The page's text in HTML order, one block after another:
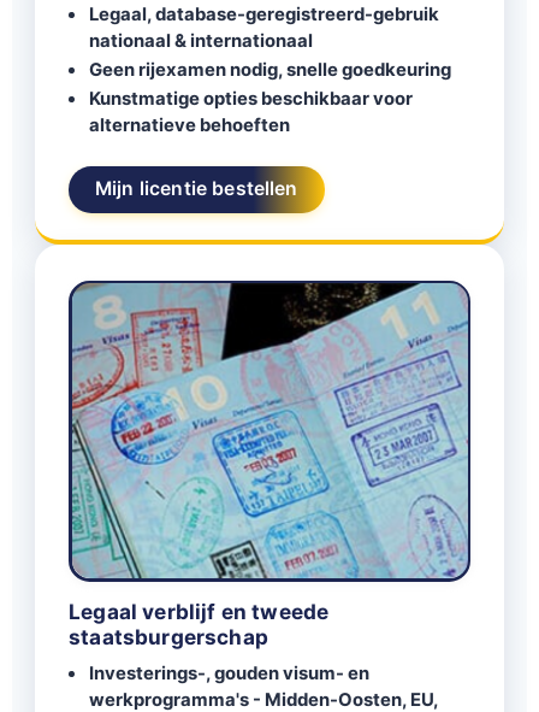
Legaal, database-geregistreerd-gebruik
nationaal & internationaal
Geen rijexamen nodig, snelle goedkeuring
Kunstmatige opties beschikbaar voor
alternatieve behoeften
Mijn licentie bestellen
Legaal verblijf en tweede
staatsburgerschap
Investerings-, gouden visum- en
werkprogramma's - Midden-Oosten, EU,